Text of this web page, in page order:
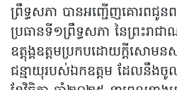
ព្រឹទ្ធសភា បានអញ្ជើញគោរពជូន
ប្រធានទី១ព្រឹទ្ធសភា នៃព្រះរាជ
ឧត្តុង្គឧត្តមប្រកបដោយក្តីសោមន
ជន្មាយុរបស់ឯកឧត្តម ដែលនឹង